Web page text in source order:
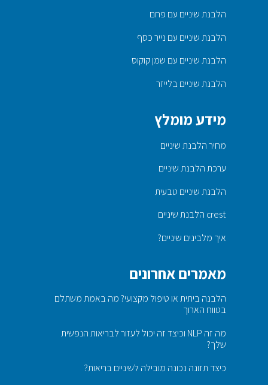
הלבנת שיניים עם פחם
הלבנת שיניים עם נייר כסף
הלבנת שיניים עם שמן קוקוס
הלבנת שיניים בלייזר
מידע מומלץ
מחיר הלבנת שיניים
ערכת הלבנת שיניים
הלבנת שיניים טבעית
crest הלבנת שיניים
איך מלבינים שיניים?
מאמרים אחרונים
הלבנה ביתית או טיפול מקצועי? מה באמת משתלם
בטווח הארוך
מה זה NLP וכיצד זה יכול לעזור לבריאות הנפשית
שלך?
כיצד תזונה נכונה מובילה לשיניים בריאות?